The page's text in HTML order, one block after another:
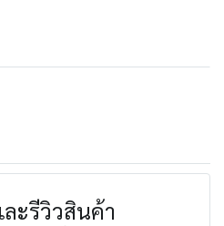
ะรีวิวสินค้า